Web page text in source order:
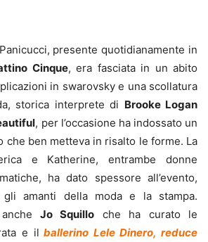
presente quotidianamente in
Cinque, era fasciata in un abito
in swarovsky e una scollatura
storica interprete di Brooke Logan
, per l’occasione ha indossato un
che ben metteva in risalto le forme. La
e Katherine, entrambe donne
ha dato spessore all’evento,
amanti della moda e la stampa.
Jo Squillo che ha curato le
e il ballerino Lele Dinero, reduce